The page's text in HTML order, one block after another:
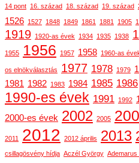
14 pont 16. század 18. század 19. század
1526 1527 1848 1849 1861 1881 1905
1919 1920-as évek 1934 1935 1938
1955 1956 1957 1958 1960-as
os elnökválasztás 1977 1978 1979
1981 1982 1983 1984 1985 1986
1990-es évek 1991 1992
2000-es évek 2002 2005
2011 2012 2012 április 2013
csillagösvény hídja Aczél György Ademarus